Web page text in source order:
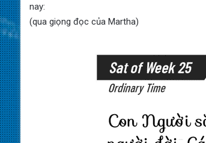
nay:
(qua giọng đọc của Martha)